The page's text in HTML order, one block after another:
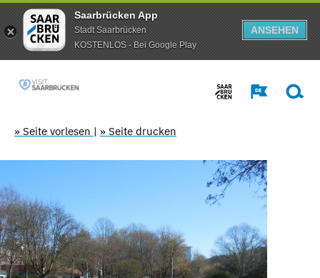
Saarbrücken App
Stadt Saarbrücken
KOSTENLOS - Bei Google Play
ANSEHEN
» Seite vorlesen | » Seite drucken